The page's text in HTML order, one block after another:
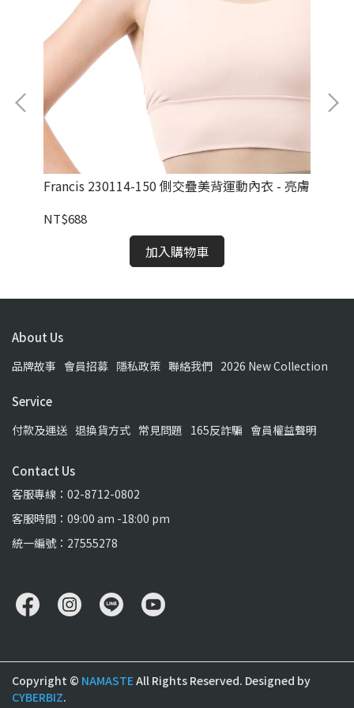
Francis 230114-150 側交疊美背運動內衣 - 亮膚
NT$688
加入購物車
About Us
品牌故事 會員招募 隱私政策 聯絡我們 2026 New Collection
Service
付款及運送 退換貨方式 常見問題 165反詐騙 會員權益聲明
Contact Us
客服專線：02-8712-0802
客服時間：09:00 am -18:00 pm
統一編號：27555278
Copyright © NAMASTEAll Rights Reserved. Designed by
CYBERBIZ.